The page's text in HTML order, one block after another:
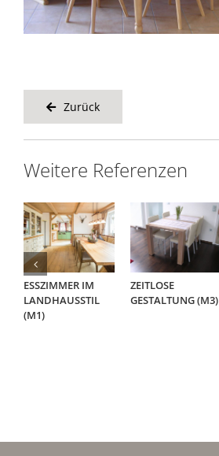
Zurück
Weitere Referenzen
ESSZIMMER IM
LANDHAUSSTIL
(M1)
ZEITLOSE
GESTALTUNG (M3)